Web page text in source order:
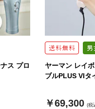
ス プロ
ヤーマン レイ
ブルPLUS VIタ
￥69,300 (税